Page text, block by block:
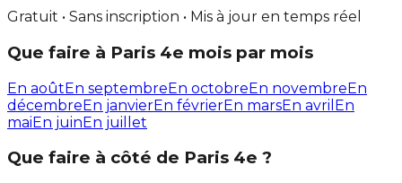
Gratuit • Sans inscription • Mis à jour en temps réel
Que faire à Paris 4e mois par mois
En aoûtEn septembreEn octobreEn novembreEn
décembreEn janvierEn févrierEn marsEn avril En
maiEn juinEn juillet
Que faire à côté de Paris 4e ?